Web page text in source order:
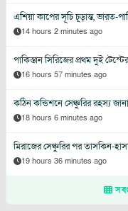
এশিয়া কাপের সূচি চূড়ান্ত, ভারত-
14 hours 2 minutes ago
পাকিস্তান সিরিজের প্রথম দুই
16 hours 57 minutes ago
কঠিন কন্ডিশনে সেঞ্চুরির রহস্য
18 hours 6 minutes ago
মিরাজের সেঞ্চুরির পর তাসকিন-
19 hours 36 minutes ago